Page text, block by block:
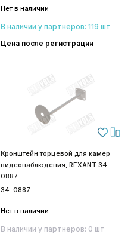
Нет в наличии
В наличии у партнеров: 119 шт
Цена после регистрации
Кронштейн торцевой для камер
видеонаблюдения, REXANT 34-
0887
34-0887
Нет в наличии
В наличии у партнеров: 0 шт